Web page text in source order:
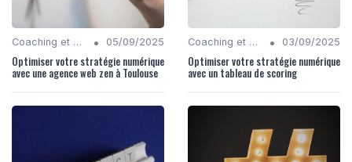
Coaching et Conseil en Stratégie Numérique • 05/09/2025
Optimiser votre stratégie numérique
avec une agence web zen à Toulouse
Coaching et Conseil en Stratégie Numérique • 03/09/2025
Optimiser votre stratégie numérique
avec un tableau de scoring